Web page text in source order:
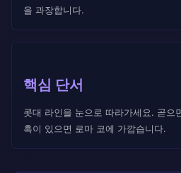
을 과장합니다.
핵심 단서
콧대 라인을 눈으로 따라가세요. 곧으
혹이 있으면 로마 코에 가깝습니다.